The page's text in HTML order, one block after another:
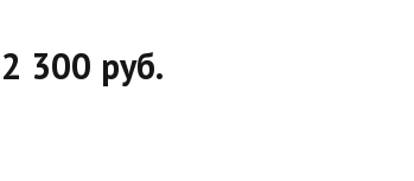
2 300 руб.